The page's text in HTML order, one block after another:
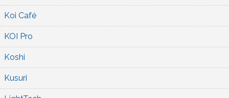
Koi Café
KOI Pro
Koshi
Kusuri